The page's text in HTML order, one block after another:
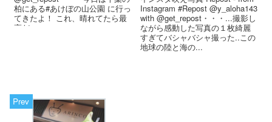
柏にある#あけぼの山公園 に行っ
てきたよ！ これ、晴れてたら最
高だ...
Instagram #Repost @y_aloha143
with @get_repost・・・...撮影し
ながら感動した写真の１枚綺麗
すぎてバシャバシャ撮った..この
地球の陸と海の...